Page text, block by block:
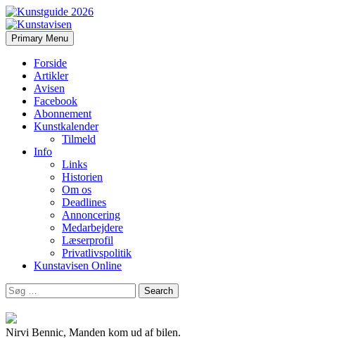
Kunstavisen
Search
Primary Menu Skip
to
Forside
Artikler
Avisen
Facebook
Abonnement
Kunstkalender
Tilmeld
Info
Links
Historien
Om os
Deadlines
Annoncering
Medarbejdere
Læserprofil
Privatlivspolitik
Kunstavisen Online
Search
for:
Nirvi Bennic, Manden kom ud af bilen.